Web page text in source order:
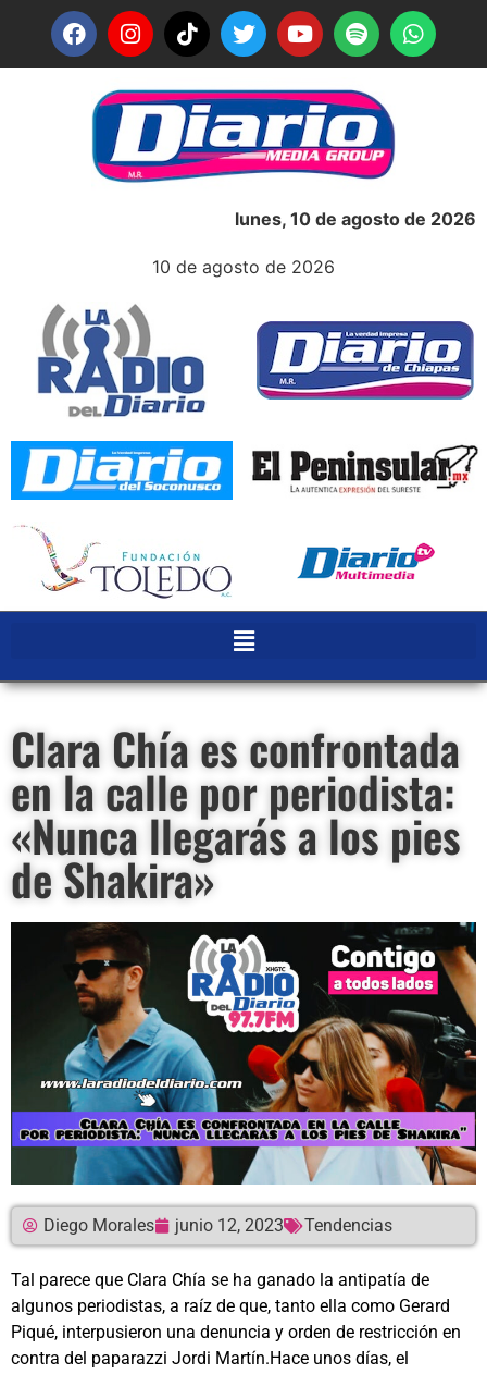
lunes, 10 de agosto de 2026
10 de agosto de 2026
Clara Chía es confrontada
en la calle por periodista:
«Nunca llegarás a los pies
de Shakira»
Diego Morales junio 12, 2023 Tendencias
Tal parece que Clara Chía se ha ganado la antipatía de
algunos periodistas, a raíz de que, tanto ella como Gerard
Piqué, interpusieron una denuncia y orden de restricción en
contra del paparazzi Jordi Martín.Hace unos días, el